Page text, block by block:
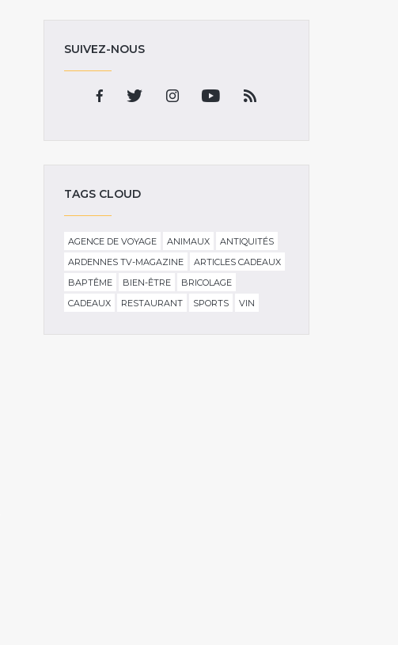
SUIVEZ-NOUS
TAGS CLOUD
AGENCE DE VOYAGE ANIMAUX
ANTIQUITÉS
ARDENNES TV-MAGAZINE
ARTICLES CADEAUX
BAPTÊME
BIEN-ÊTRE
BRICOLAGE
CADEAUX
RESTAURANT SPORTS VIN